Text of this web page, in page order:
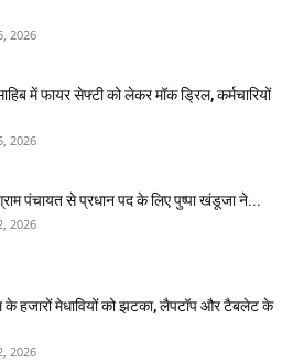
2026
में फायर सेफ्टी को लेकर मॉक ड्रिल, कर्मचारियों
2026
पंचायत से प्रधान पद के लिए पुष्पा खंडूजा ने...
2026
के हजारों मेधावियों को झटका, लैपटॉप और टैबलेट के
2026